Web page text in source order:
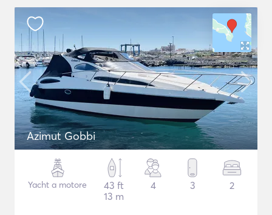
Azimut Gobbi
Yacht a motore
43 ft
13 m
4 3 2